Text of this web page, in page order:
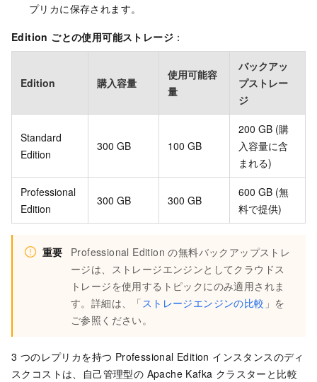
プリカに保存されます。
Edition ごとの使用可能ストレージ ：
Edition 購入容量
使用可能容
量
バックアッ
プストレー
ジ
Standard
Edition
300 GB 100 GB
200 GB (購
入容量に含
まれる)
Professional
Edition
300 GB 300 GB
600 GB (無
料で提供)
重要
Professional Edition の無料バックアップストレ
ージは、ストレージエンジンとしてクラウドス
トレージを使用するトピックにのみ適用されま
す。詳細は、「 ストレージエンジンの比較 」を
ご参照ください。
3 つのレプリカを持つ Professional Edition インスタンスのディ
スクコストは、自己管理型の Apache Kafka クラスターと比較